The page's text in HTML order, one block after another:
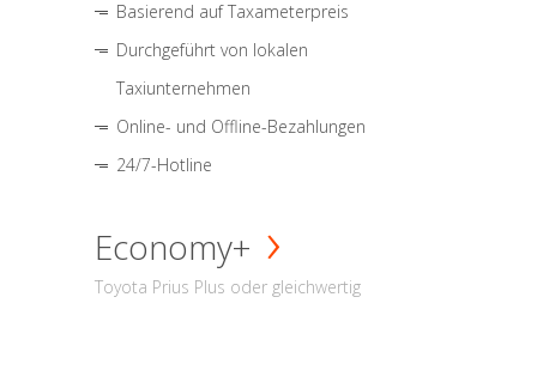
Basierend auf Taxameterpreis
Durchgeführt von lokalen
Taxiunternehmen
Online- und Offline-Bezahlungen
24/7-Hotline
Economy+
Toyota Prius Plus oder gleichwertig